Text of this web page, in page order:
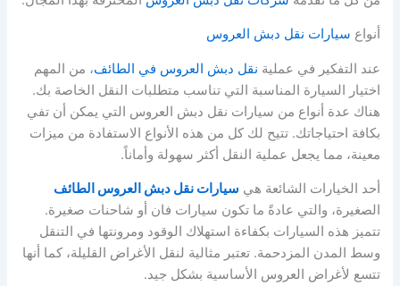
أنواع سيارات نقل دبش العروس
عند التفكير في عملية نقل دبش العروس في الطائف، من المهم
اختيار السيارة المناسبة التي تناسب متطلبات النقل الخاصة بك.
هناك عدة أنواع من سيارات نقل دبش العروس التي يمكن أن تفي
بكافة احتياجاتك. تتيح لك كل من هذه الأنواع الاستفادة من ميزات
معينة، مما يجعل عملية النقل أكثر سهولة وأماناً.
أحد الخيارات الشائعة هي سيارات نقل دبش العروس الطائف
الصغيرة، والتي عادةً ما تكون سيارات فان أو شاحنات صغيرة.
تتميز هذه السيارات بكفاءة استهلاك الوقود ومرونتها في التنقل
وسط المدن المزدحمة. تعتبر مثالية لنقل الأغراض القليلة، كما أنها
تتسع لأغراض العروس الأساسية بشكل جيد.